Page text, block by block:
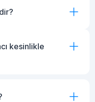
kesinlikle